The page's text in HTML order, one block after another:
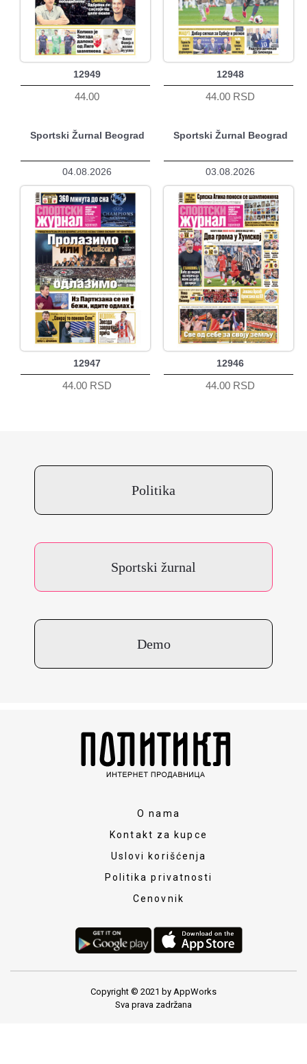
12949
44.00
12948
44.00 RSD
Sportski Žurnal Beograd
04.08.2026
12947
44.00 RSD
Sportski Žurnal Beograd
03.08.2026
12946
44.00 RSD
Politika
Sportski žurnal
Demo
O nama
Kontakt za kupce
Uslovi korišćenja
Politika privatnosti
Cenovnik
Copyright © 2021 by AppWorks
Sva prava zadržana